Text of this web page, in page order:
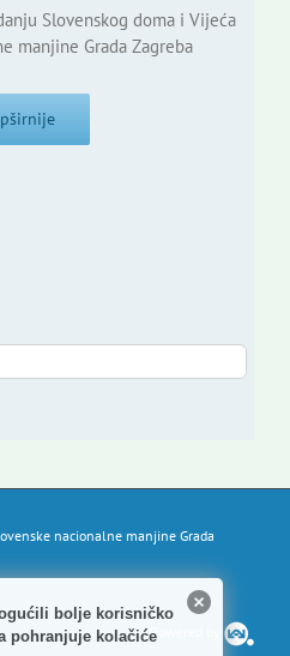
Slovenskog doma i Vijeća
manjine Grada Zagreba
nacionalne manjine Grada
Powered by
bolje korisničko
pohranjuje kolačiće